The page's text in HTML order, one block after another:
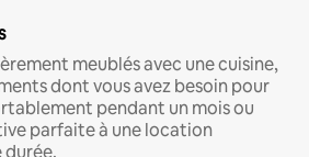
meublés avec une cuisine,
dont vous avez besoin pour
pendant un mois ou
parfaite à une location
durée.